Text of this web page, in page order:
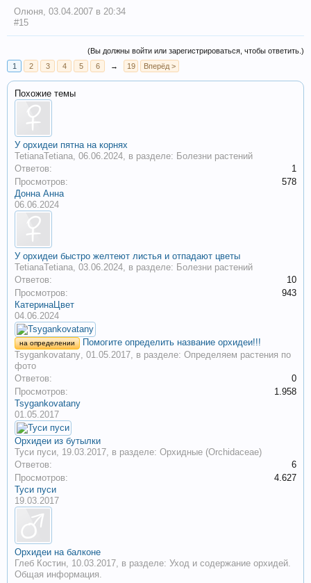
Олюня, 03.04.2007 в 20:34
#15
(Вы должны войти или зарегистрироваться, чтобы ответить.)
1
2 3 4 5 6 → 19 Вперёд >
Похожие темы
У орхидеи пятна на корнях
TetianaTetiana, 06.06.2024, в разделе: Болезни растений
Ответов:
1
Просмотров:
578
Донна Анна
06.06.2024
У орхидеи быстро желтеют листья и отпадают цветы
TetianaTetiana, 03.06.2024, в разделе: Болезни растений
Ответов:
10
Просмотров:
943
КатеринаЦвет
04.06.2024
на определении
Помогите определить название орхидеи!!!
Tsygankovatany, 01.05.2017, в разделе: Определяем растения по
фото
Ответов:
0
Просмотров:
1.958
Tsygankovatany
01.05.2017
Орхидеи из бутылки
Туси пуси, 19.03.2017, в разделе: Орхидные (Orchidaceae)
Ответов:
6
Просмотров:
4.627
Туси пуси
19.03.2017
Орхидеи на балконе
Глеб Костин, 10.03.2017, в разделе: Уход и содержание орхидей.
Общая информация.